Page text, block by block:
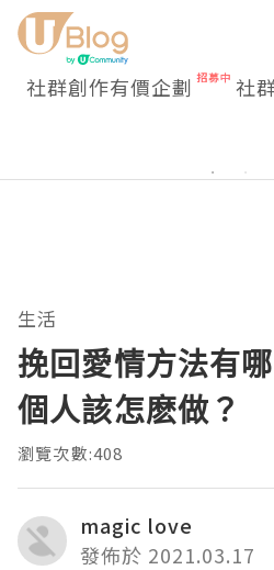
社群創作有價企劃 社
生活
挽回愛情方法有
個人該怎麽做？
瀏覽次數:408
magic love
發佈於 2021.03.17